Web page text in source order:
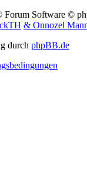
Forum Software ©
& Onnozel
durch phpBB.de